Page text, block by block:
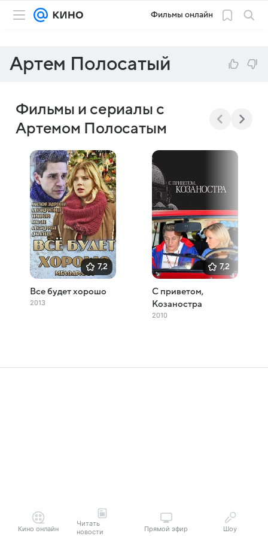
Фильмы онлайн
Артем Полосатый
Фильмы и сериалы с
Артемом Полосатым
7,2
Все будет хорошо
2013
7,2
С приветом,
Козаностра
2010
Кино онлайн
Читать
новости
Прямой эфир Шоу